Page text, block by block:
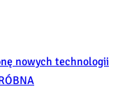
nowych technologii